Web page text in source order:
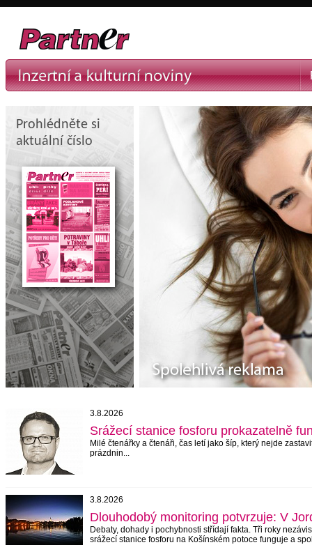
Prohlédněte si
aktuální číslo
3.8.2026
Srážecí stanice fosforu prokazatelně
Milé čtenářky a čtenáři, čas letí jako šíp, který nejde
prázdnin...
3.8.2026
Dlouhodobý monitoring potvrzuje: V
Debaty, dohady i pochybnosti stří­dají fakta. Tři roky
sráže­cí stanice fosforu na Košínském potoce funguje a